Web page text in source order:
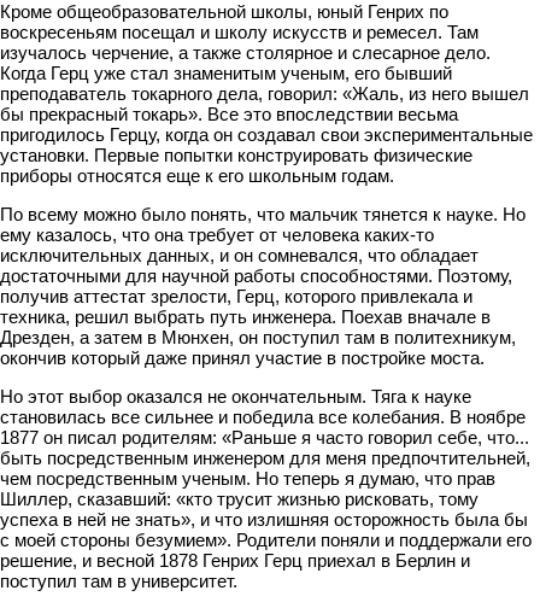
Кроме общеобразовательной школы, юный Генрих по
воскресеньям посещал и школу искусств и ремесел. Там
изучалось черчение, а также столярное и слесарное дело.
Когда Герц уже стал знаменитым ученым, его бывший
преподаватель токарного дела, говорил: «Жаль, из него вышел
бы прекрасный токарь». Все это впоследствии весьма
пригодилось Герцу, когда он создавал свои экспериментальные
установки. Первые попытки конструировать физические
приборы относятся еще к его школьным годам.
По всему можно было понять, что мальчик тянется к науке. Но
ему казалось, что она требует от человека каких-то
исключительных данных, и он сомневался, что обладает
достаточными для научной работы способностями. Поэтому,
получив аттестат зрелости, Герц, которого привлекала и
техника, решил выбрать путь инженера. Поехав вначале в
Дрезден, а затем в Мюнхен, он поступил там в политехникум,
окончив который даже принял участие в постройке моста.
Но этот выбор оказался не окончательным. Тяга к науке
становилась все сильнее и победила все колебания. В ноябре
1877 он писал родителям: «Раньше я часто говорил себе, что...
быть посредственным инженером для меня предпочтительней,
чем посредственным ученым. Но теперь я думаю, что прав
Шиллер, сказавший: «кто трусит жизнью рисковать, тому
успеха в ней не знать», и что излишняя осторожность была бы
с моей стороны безумием». Родители поняли и поддержали его
решение, и весной 1878 Генрих Герц приехал в Берлин и
поступил там в университет.